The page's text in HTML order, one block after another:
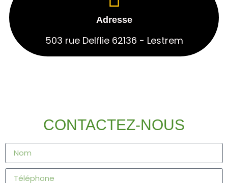
Adresse
503 rue Delflie 62136 - Lestrem
CONTACTEZ-NOUS